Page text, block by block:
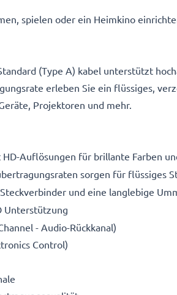
spielen oder ein Heimkino
(Type A) kabel unterstützt
erleben Sie ein flüssiges,
Projektoren und mehr.
Auflösungen für brillante Farben
sorgen für flüssiges
und eine langlebige
Unterstützung
- Audio-Rückkanal)
Control)